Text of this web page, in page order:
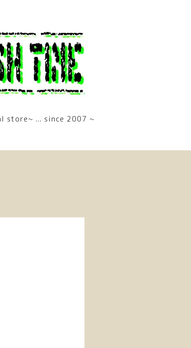
store~ ... since 2007 ~